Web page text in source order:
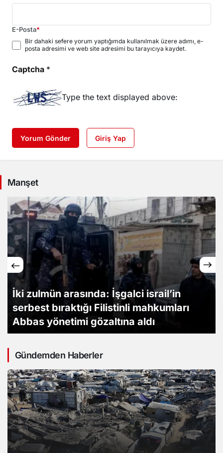
E-Posta*
Bir dahaki sefere yorum yaptığımda kullanılmak üzere adımı, e-
posta adresimi ve web site adresimi bu tarayıcıya kaydet.
Captcha *
Type the text displayed above:
Yorum Gönder Giriş Yap
Manşet
İki zulmün arasında: İşgalci israil’in
serbest bıraktığı Filistinli mahkumları
Abbas yönetimi gözaltına aldı
Gündemden Haberler